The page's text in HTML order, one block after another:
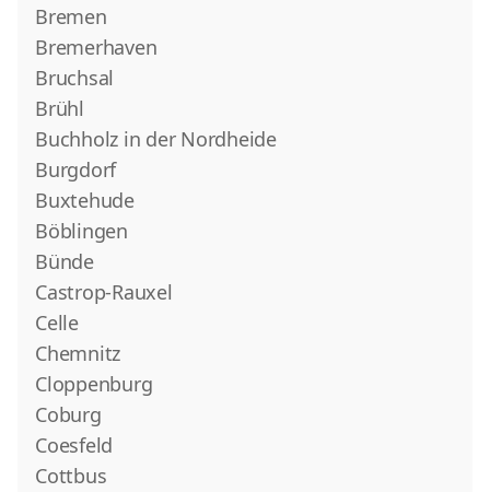
Bremen
Bremerhaven
Bruchsal
Brühl
Buchholz in der Nordheide
Burgdorf
Buxtehude
Böblingen
Bünde
Castrop-Rauxel
Celle
Chemnitz
Cloppenburg
Coburg
Coesfeld
Cottbus